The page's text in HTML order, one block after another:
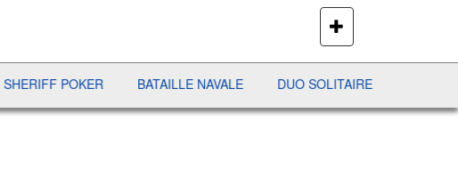
PLUS
DE
JEUX
BATAILLE NAVALE DUO SOLITAIRE PENALTY SHOOT